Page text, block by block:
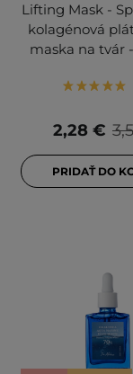
Lifting Mask -
kolagénová
maska na tvár
2,28 €
PRIDAŤ DO